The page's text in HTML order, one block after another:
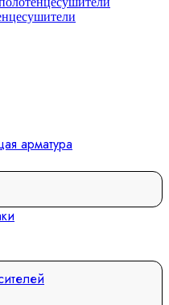
арматура